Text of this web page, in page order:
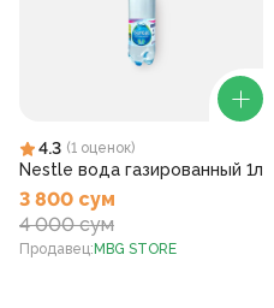
4.3 (1 оценок)
Nestle вода газированный 1л
3 800 сум
4 000 сум
Продавец: MBG STORE